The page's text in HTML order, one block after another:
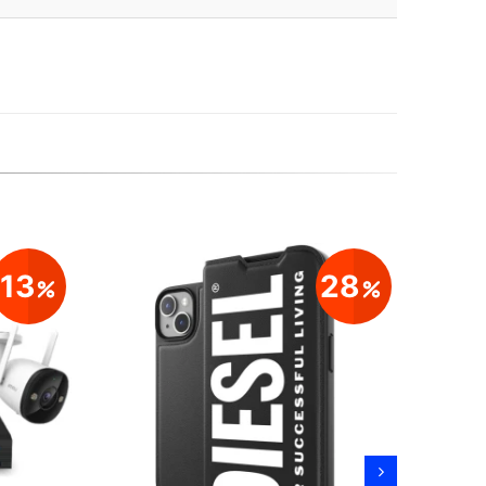
13 28